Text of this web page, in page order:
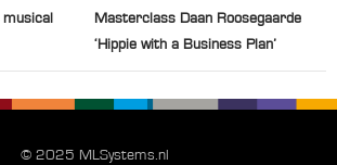
Masterclass Daan Roosegaarde
‘Hippie with a Business Plan’
© 2025 MLSystems.nl